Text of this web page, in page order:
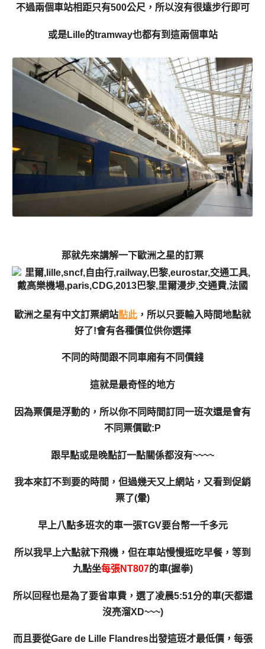
不過兩個車站相距只有500公尺，所以沒有很遠步行即可
或是Lille的tramway也都有到這兩個車站
那就先來講解一下歐洲之星的訂票
歐洲之星有中文訂票網站點此，所以只要輸入時間地點就
好了!會有各種價位供你選擇
不同的時間跟不同車廂有不同價錢
這就是最奇怪的地方
因為票價是浮動的，所以你不同時間訂同一班次還是會有
不同票價歐:P
跟早點或是晚點訂一點關係都沒有~~~~
我本來訂不到要的時間，但過幾天又上網站，又看到促銷
票了(暈)
早上八點多班次的車一張TGV要台幣一千多元
所以我早上六點就下飛機，但在車站慢慢逛吃早餐，等到
九點坐每張NT807的車(握拳)
所以回程也是為了要省車費，選了凌晨5:51分的車(天都還
沒亮溜XD~~~)
而且要從Gare de Lille Flandres出發這班才最低價，每張